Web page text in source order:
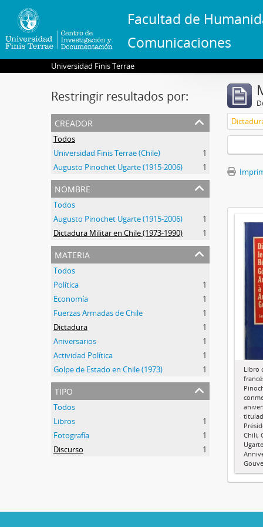
Facultad de
Comunicaciones
Universidad Finis Terrae
Restringir resultados por:
creador
Todos
Universidad Finis Terrae (Chile)
1
Augusto Pinochet Ugarte (1915-2006)
1
nombre
Todos
Augusto Pinochet Ugarte (1915-2006)
1
Dictadura Militar en Chile (1973-1990)
1
materia
Todos
Política
1
Economía
1
Fuerzas Armadas de Chile
1
Dictadura
1
Aniversarios
1
Actividad Política
1
Golpe de Estado en Chile (1973)
1
tipo
Todos
Libros
1
Fotografía
1
Discurso
1
Libro
Chilí,